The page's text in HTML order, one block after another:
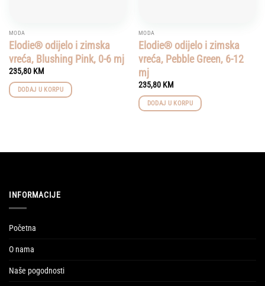
MODA
Elodie® odijelo i zimska
vreća, Blushing Pink, 0-6 mj
235,80 KM
DODAJ U KORPU
MODA
Elodie® odijelo i zimska
vreća, Pebble Green, 6-12
mj
235,80 KM
DODAJ U KORPU
INFORMACIJE
Početna
O nama
Naše pogodnosti